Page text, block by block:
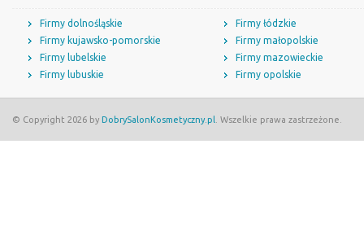
Firmy dolnośląskie
Firmy kujawsko-pomorskie
Firmy lubelskie
Firmy lubuskie
Firmy łódzkie
Firmy małopolskie
Firmy mazowieckie
Firmy opolskie
© Copyright 2026 by DobrySalonKosmetyczny.pl . Wszelkie prawa zastrzeżone.